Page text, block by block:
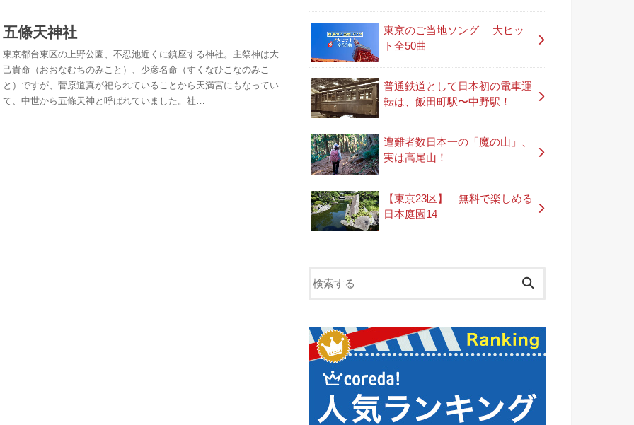
五條天神社
東京都台東区の上野公園、不忍池近くに鎮座する神社。主祭神は大
己貴命（おおなむちのみこと）、少彦名命（すくなひこなのみこ
と）ですが、菅原道真が祀られていることから天満宮にもなってい
て、中世から五條天神と呼ばれていました。社…
東京のご当地ソング 大ヒッ
ト全50曲
普通鉄道として日本初の電車運
転は、飯田町駅〜中野駅！
遭難者数日本一の「魔の山」、
実は高尾山！
【東京23区】 無料で楽しめる
日本庭園14